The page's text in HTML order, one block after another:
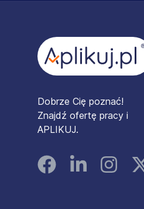
Dobrze Cię poznać!
Znajdź ofertę pracy i
APLIKUJ.
FacebookLinked InInstagram